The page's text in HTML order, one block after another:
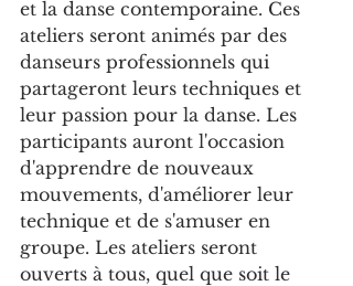
et la danse contemporaine. Ces
ateliers seront animés par des
danseurs professionnels qui
partageront leurs techniques et
leur passion pour la danse. Les
participants auront l'occasion
d'apprendre de nouveaux
mouvements, d'améliorer leur
technique et de s'amuser en
groupe. Les ateliers seront
ouverts à tous, quel que soit le